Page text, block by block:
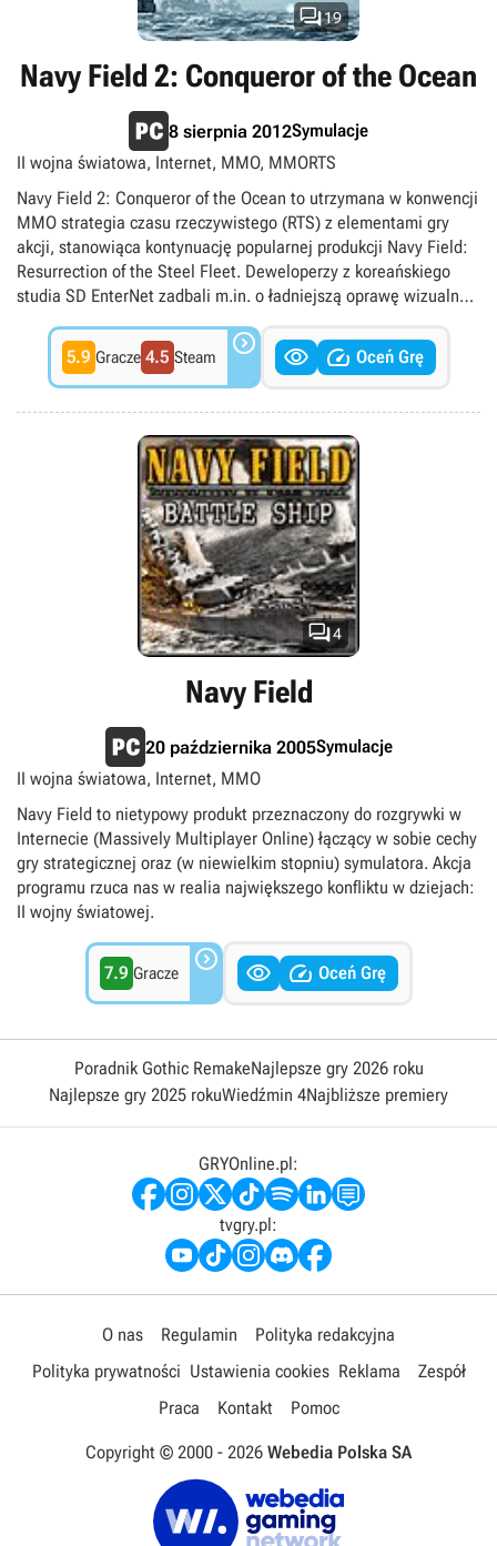
19
Navy Field 2: Conqueror of the Ocean
8 sierpnia 2012Symulacje
II wojna światowa, Internet, MMO, MMORTS
Navy Field 2: Conqueror of the Ocean to utrzymana w konwencji
MMO strategia czasu rzeczywistego (RTS) z elementami gry
akcji, stanowiąca kontynuację popularnej produkcji Navy Field:
Resurrection of the Steel Fleet. Deweloperzy z koreańskiego
studia SD EnterNet zadbali m.in. o ładniejszą oprawę wizualną
światowej, którymi dowodzić mogą gracze.
5.9 Gracze 4.5 Steam    Oceń Grę
4
Navy Field
20 października 2005Symulacje
II wojna światowa, Internet, MMO
Navy Field to nietypowy produkt przeznaczony do rozgrywki w
Internecie (Massively Multiplayer Online) łączący w sobie cechy
gry strategicznej oraz (w niewielkim stopniu) symulatora. Akcja
programu rzuca nas w realia największego konfliktu w dziejach:
II wojny światowej.
7.9 Gracze    Oceń Grę
Poradnik Gothic RemakeNajlepsze gry 2026 roku
Najlepsze gry 2025 rokuWiedźmin 4Najbliższe premiery
GRYOnline.pl:
tvgry.pl:
O nas Regulamin
Polityka redakcyjna
Polityka prywatności Ustawienia cookies Reklama
Zespół
Praca
Kontakt Pomoc
Copyright © 2000 - 2026 Webedia Polska SA